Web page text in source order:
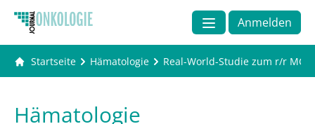
Anmelden
Startseite Hämatologie Real-World-Studie zum r/r
Hämatologie